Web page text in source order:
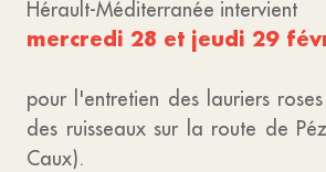
Hérault-Méditerranée intervient
mercredi 28 et jeudi 29
pour l'entretien des lauriers
des ruisseaux sur la route de
Caux).